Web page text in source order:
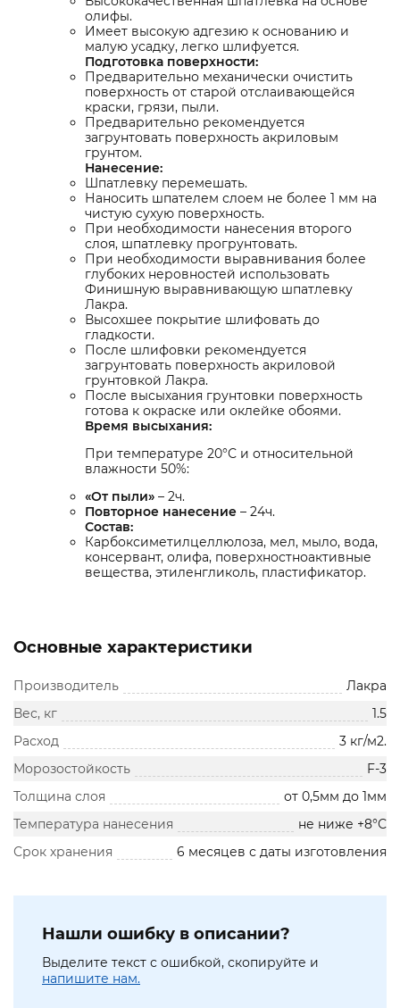
олифы.
Имеет высокую адгезию к основанию и
малую усадку, легко шлифуется.
Подготовка поверхности:
Предварительно механически очистить
поверхность от старой отслаивающейся
краски, грязи, пыли.
Предварительно рекомендуется
загрунтовать поверхность акриловым
грунтом.
Нанесение:
Шпатлевку перемешать.
Наносить шпателем слоем не более 1 мм на
чистую сухую поверхность.
При необходимости нанесения второго
слоя, шпатлевку прогрунтовать.
При необходимости выравнивания более
глубоких неровностей использовать
Финишную выравнивающую шпатлевку
Лакра.
Высохшее покрытие шлифовать до
гладкости.
После шлифовки рекомендуется
загрунтовать поверхность акриловой
грунтовкой Лакра.
После высыхания грунтовки поверхность
готова к окраске или оклейке обоями.
Время высыхания:
При температуре 20°С и относительной
влажности 50%:
«От пыли» – 2ч.
Повторное нанесение – 24ч.
Состав:
Карбоксиметилцеллюлоза, мел, мыло, вода,
консервант, олифа, поверхностноактивные
вещества, этиленгликоль, пластификатор.
Основные характеристики
Производитель
Лакра
Вес, кг
1.5
Расход
3 кг/м2.
Морозостойкость
F-3
Толщина слоя
от 0,5мм до 1мм
Температура нанесения
не ниже +8°С
Срок хранения
6 месяцев с даты изготовления
Нашли ошибку в описании?
Выделите текст с ошибкой, скопируйте и
напишите нам.